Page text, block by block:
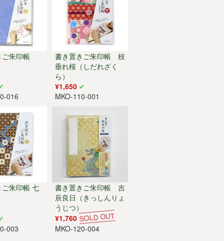
ご朱印帳
016
書き置きご朱印帳 枝
垂れ桜（しだれざく
ら）
¥1,650
MKO-110-001
朱印帳 七
003
書き置きご朱印帳 吉
辰良日（きっしんりょ
うじつ）
¥1,760
MKO-120-004